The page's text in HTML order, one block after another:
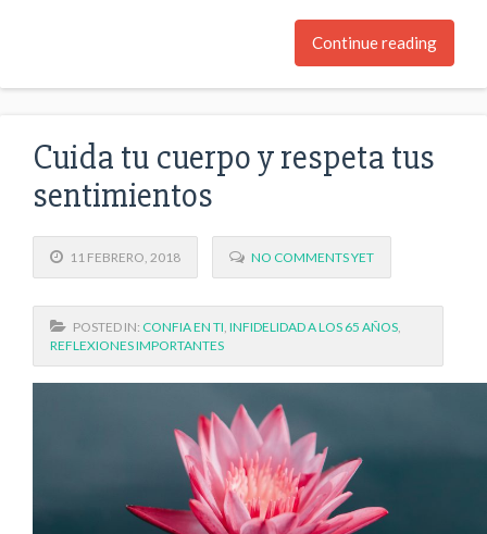
Continue reading
Cuida tu cuerpo y respeta tus
sentimientos
11 FEBRERO, 2018 NO COMMENTS YET
POSTED IN: CONFIA EN TI, INFIDELIDAD A LOS 65 AÑOS,
REFLEXIONES IMPORTANTES